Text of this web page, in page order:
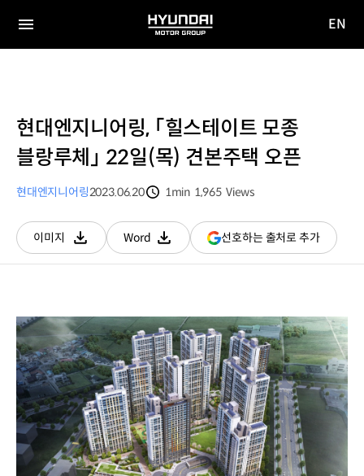
전체
HYUNDAI
MOTOR
EN
현대엔지니어링, 「힐스테이트 모종
블랑루체」 22일(목) 견본주택 오픈
현대엔지니어링2023.06.20
1min 1,965 Views
이미지
다운로드
Word
다운로드
선호하는 출처로 추가(새
창